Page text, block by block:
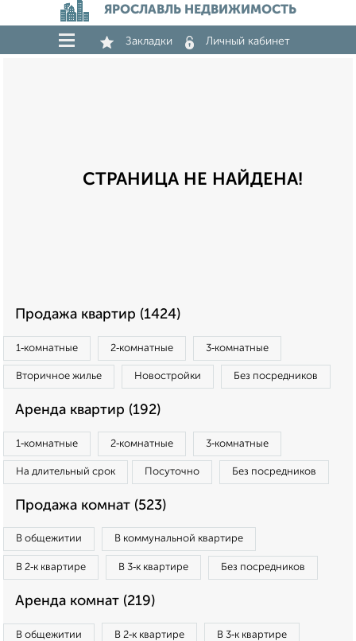
ЯРОСЛАВЛЬ НЕДВИЖИМОСТЬ
Закладки Личный кабинет
СТРАНИЦА НЕ НАЙДЕНА!
Продажа квартир (1424)
1‑комнатные 2‑комнатные 3‑комнатные
Вторичное жилье Новостройки Без посредников
Аренда квартир (192)
1‑комнатные 2‑комнатные 3‑комнатные
На длительный срок Посуточно Без посредников
Продажа комнат (523)
В общежитии В коммунальной квартире
В 2‑к квартире В 3‑к квартире Без посредников
Аренда комнат (219)
В общежитии В 2‑к квартире В 3‑к квартире